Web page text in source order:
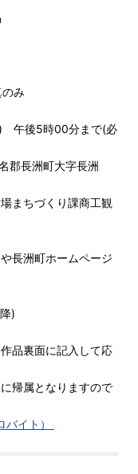
み
後5時00分まで(必
長洲町大字長洲
課商工観
長洲町ホームページ
)
品裏面に記入して応
帰属となりますので
バイト）